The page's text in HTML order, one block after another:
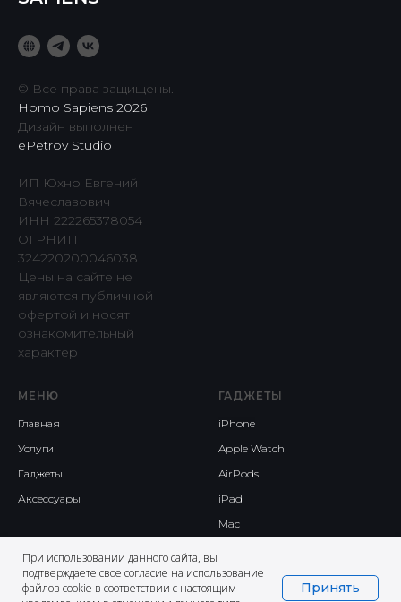
При использовании данного сайта, вы
подтверждаете свое согласие на использование
файлов cookie в соответствии с настоящим
Принять
© Все права защищены.
Homo Sapiens 2026
Дизайн выполнен
ePetrov Studio
ИП Юхно Евгений
Вячеславович
ИНН 222265378054
ОГРНИП
324220200046038
Цены на сайте не
являются публичной
офертой и носят
ознакомительный
характер
МЕНЮ
Главная
Услуги
Гаджеты
Аксессуары
ГАДЖЕТЫ
iPhone
Apple Watch
AirPods
iPad
Mac